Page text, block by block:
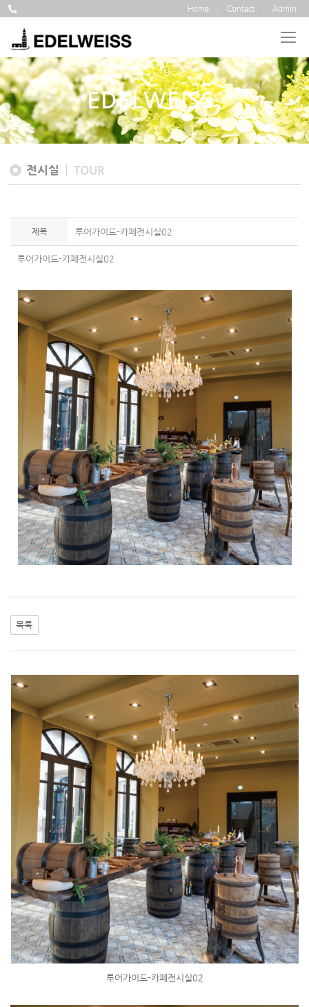
Home Contact Admin
EDELWEISS
전시실 TOUR
제목 투어가이드-카페전시실02
투어가이드-카페전시실02
투어가이드-카페전시실02